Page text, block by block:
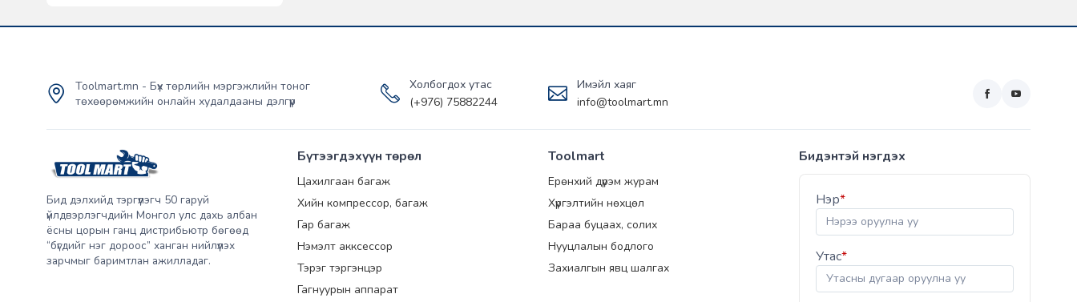
Toolmart.mn - Бүх төрлийн мэргэжлийн тоног
төхөөрөмжийн онлайн худалдааны дэлгүүр
Холбогдох утас
(+976) 75882244
Имэйл хаяг
info@toolmart.mn
Бид дэлхийд тэргүүлэгч 50 гаруй
үйлдвэрлэгчдийн Монгол улс дахь албан
ёсны цорын ганц дистрибьютр бөгөөд
“бүгдийг нэг дороос” ханган нийлүүлэх
зарчмыг баримтлан ажилладаг.
Бүтээгдэхүүн төрөл
Цахилгаан багаж
Хийн компрессор, багаж
Гар багаж
Нэмэлт акксессор
Тэрэг тэргэнцэр
Гагнуурын аппарат
Toolmart
Ерөнхий дүрэм журам
Хүргэлтийн нөхцөл
Бараа буцаах, солих
Нууцлалын бодлого
Захиалгын явц шалгах
Бидэнтэй нэгдэх
Нэр*
Утас*